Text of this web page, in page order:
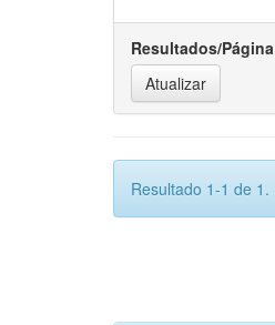
Resultados/Página
Resultado 1-1 de 1.